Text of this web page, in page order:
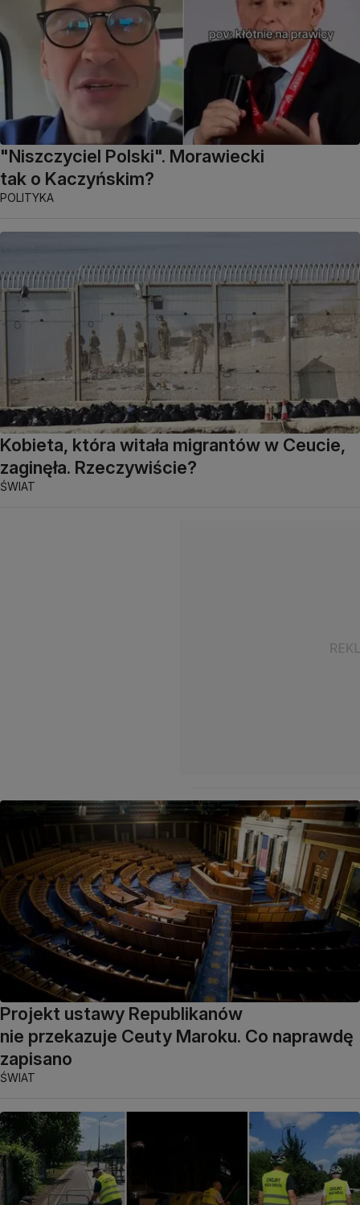
"Niszczyciel Polski". Morawiecki
tak o Kaczyńskim?
POLITYKA
Kobieta, która witała migrantów w Ceucie,
zaginęła. Rzeczywiście?
ŚWIAT
Projekt ustawy Republikanów
nie przekazuje Ceuty Maroku. Co naprawdę
zapisano
ŚWIAT